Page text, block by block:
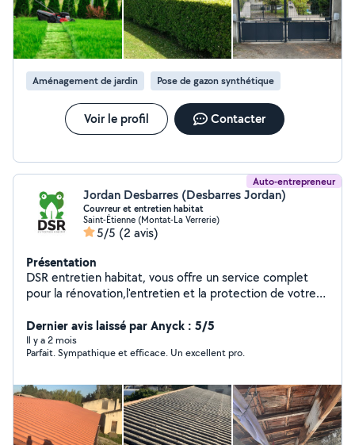
Aménagement de jardin Pose de gazon synthétique
Voir le profil Contacter
Auto-entrepreneur
Jordan Desbarres (Desbarres Jordan)
Couvreur et entretien habitat
Saint-Étienne (Montat-La Verrerie)
5/5 (2 avis)
Présentation
DSR entretien habitat, vous offre un service complet
pour la rénovation,l'entretien et la protection de votre
nous proposer vos projets que ce soit la rénovation de
votre toiture à l'entretien de votre terrasse et façade.
Nous intervenons sur des maisons individuelles, mais
commercial. Au fil des années, l'entreprise DSR À bâtie
une équipe forte,soudées et à l'écoute du client. Toutes
nos interventions se font suite suite à un devis détaillé
pour une mise en confiance totale des clients.
Dernier avis laissé par Anyck : 5/5
Il y a 2 mois
Parfait. Sympathique et efficace. Un excellent pro.